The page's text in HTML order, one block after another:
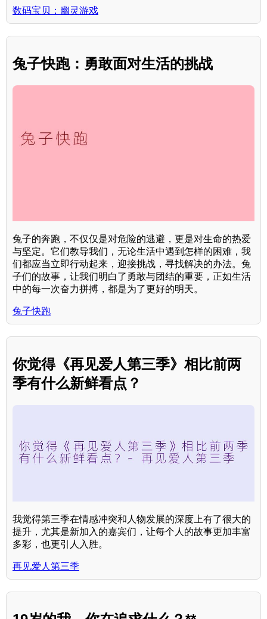
数码宝贝：幽灵游戏
兔子快跑：勇敢面对生活的挑战
兔子的奔跑，不仅仅是对危险的逃避，更是对生命的热爱
与坚定。它们教导我们，无论生活中遇到怎样的困难，我
们都应当立即行动起来，迎接挑战，寻找解决的办法。兔
子们的故事，让我们明白了勇敢与团结的重要，正如生活
中的每一次奋力拼搏，都是为了更好的明天。
兔子快跑
你觉得《再见爱人第三季》相比前两
季有什么新鲜看点？
我觉得第三季在情感冲突和人物发展的深度上有了很大的
提升，尤其是新加入的嘉宾们，让每个人的故事更加丰富
多彩，也更引人入胜。
再见爱人第三季